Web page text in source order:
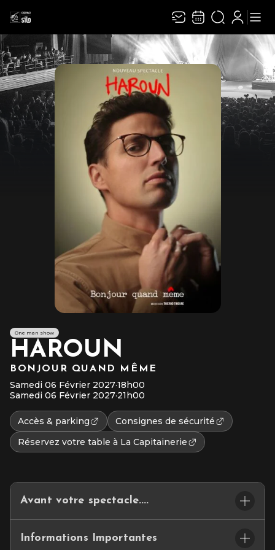
Recevez toute l’actualité en vous abonnant à
notre newsletter :
ENVOYER
Rivaj Group traite votre adresse électronique pour la gestion de votre abonnement à
Cepac Silo
. Vous pouvez retirer votre consentement à tout moment.
Pour en savoir plus, consultez notre
politique de protection des données
One man show
HAROUN
BONJOUR QUAND MÊME
Samedi 06 Février 2027·18h00
Samedi 06 Février 2027·21h00
Accès & parking
Consignes de sécurité
Réservez votre table à La Capitainerie
Avant votre spectacle....
LA CAPITAINERIE DU CEPAC SILO.
Informations Importantes